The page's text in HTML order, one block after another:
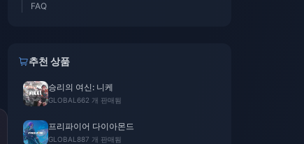
FAQ
추천 상품
승리의 여신: 니케
GLOBAL 662 개 판매됨
프리파이어 다이아몬드
GLOBAL 887 개 판매됨